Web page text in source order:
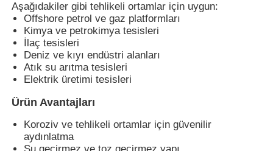
Kalite kontrol
Bize ulaşın
Teklif isteği
Patlama Korumalı Aydınlatma
Aşağıdakiler gibi tehlikeli ortamlar için uygun:
Offshore petrol ve gaz platformları
Kimya ve petrokimya tesisleri
İlaç tesisleri
Deniz ve kıyı endüstri alanları
Atık su arıtma tesisleri
Elektrik üretimi tesisleri
Ürün Avantajları
Koroziv ve tehlikeli ortamlar için güvenilir
aydınlatma